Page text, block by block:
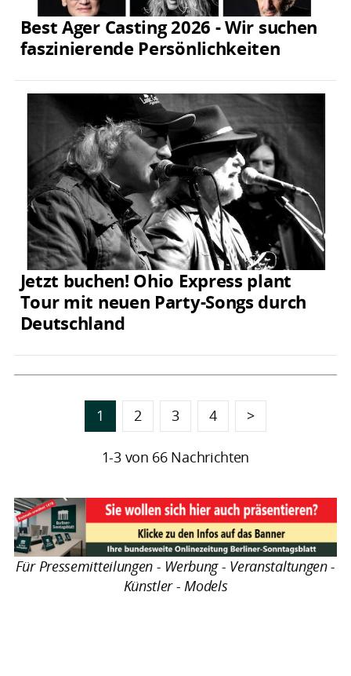
Best Ager Casting 2026 - Wir suchen
faszinierende Persönlichkeiten
Jetzt buchen! Ohio Express plant
Tour mit neuen Party-Songs durch
Deutschland
1 2 3 4 >
1-3 von 66 Nachrichten
Für Pressemitteilungen - Werbung - Veranstaltungen -
Künstler - Models